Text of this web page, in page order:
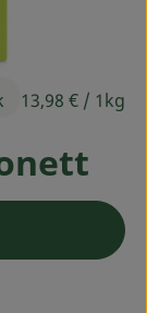
13,98 € / 1kg
Warenkorb